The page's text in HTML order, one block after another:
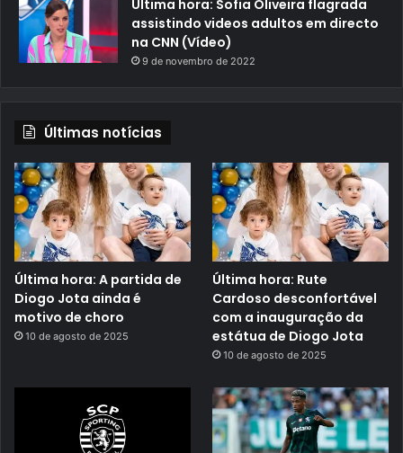
Última hora: Sofia Oliveira flagrada
assistindo videos adultos em directo
na CNN (Vídeo)
9 de novembro de 2022
Últimas notícias
Última hora: A partida de
Diogo Jota ainda é
motivo de choro
10 de agosto de 2025
Última hora: Rute
Cardoso desconfortável
com a inauguração da
estátua de Diogo Jota
10 de agosto de 2025